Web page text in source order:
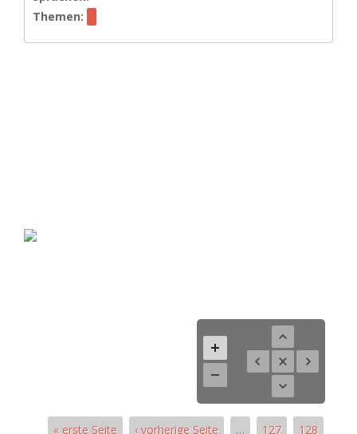
Themen:
« erste Seite ‹ vorherige Seite … 127 128